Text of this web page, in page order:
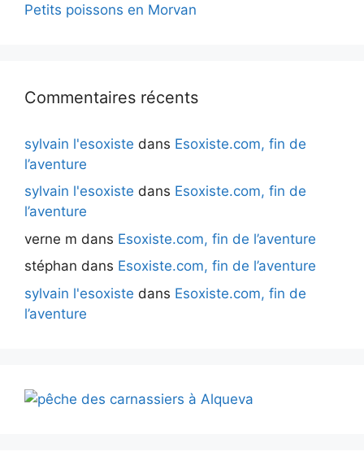
Petits poissons en Morvan
Commentaires récents
sylvain l'esoxiste dans Esoxiste.com, fin de
l’aventure
sylvain l'esoxiste dans Esoxiste.com, fin de
l’aventure
verne m dans Esoxiste.com, fin de l’aventure
stéphan dans Esoxiste.com, fin de l’aventure
sylvain l'esoxiste dans Esoxiste.com, fin de
l’aventure